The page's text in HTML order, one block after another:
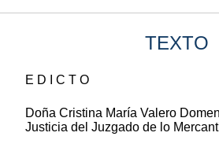
TEXTO
E D I C T O
Doña Cristina María Valero
Justicia del Juzgado de lo